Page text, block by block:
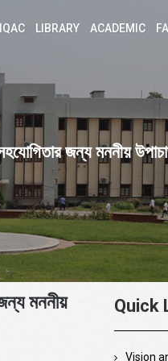
IQAC LIBRARY ACADEMIC
জন্য মননীয়
মননীয়
Quick
Vision